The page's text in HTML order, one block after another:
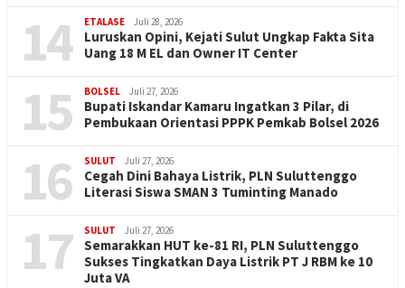
14 ETALASE Juli 28, 2026
Luruskan Opini, Kejati Sulut Ungkap Fakta Sita
Uang 18 M EL dan Owner IT Center
15 BOLSEL Juli 27, 2026
Bupati Iskandar Kamaru Ingatkan 3 Pilar, di
Pembukaan Orientasi PPPK Pemkab Bolsel 2026
16 SULUT Juli 27, 2026
Cegah Dini Bahaya Listrik, PLN Suluttenggo
Literasi Siswa SMAN 3 Tuminting Manado
17 SULUT Juli 27, 2026
Semarakkan HUT ke-81 RI, PLN Suluttenggo
Sukses Tingkatkan Daya Listrik PT J RBM ke 10
Juta VA